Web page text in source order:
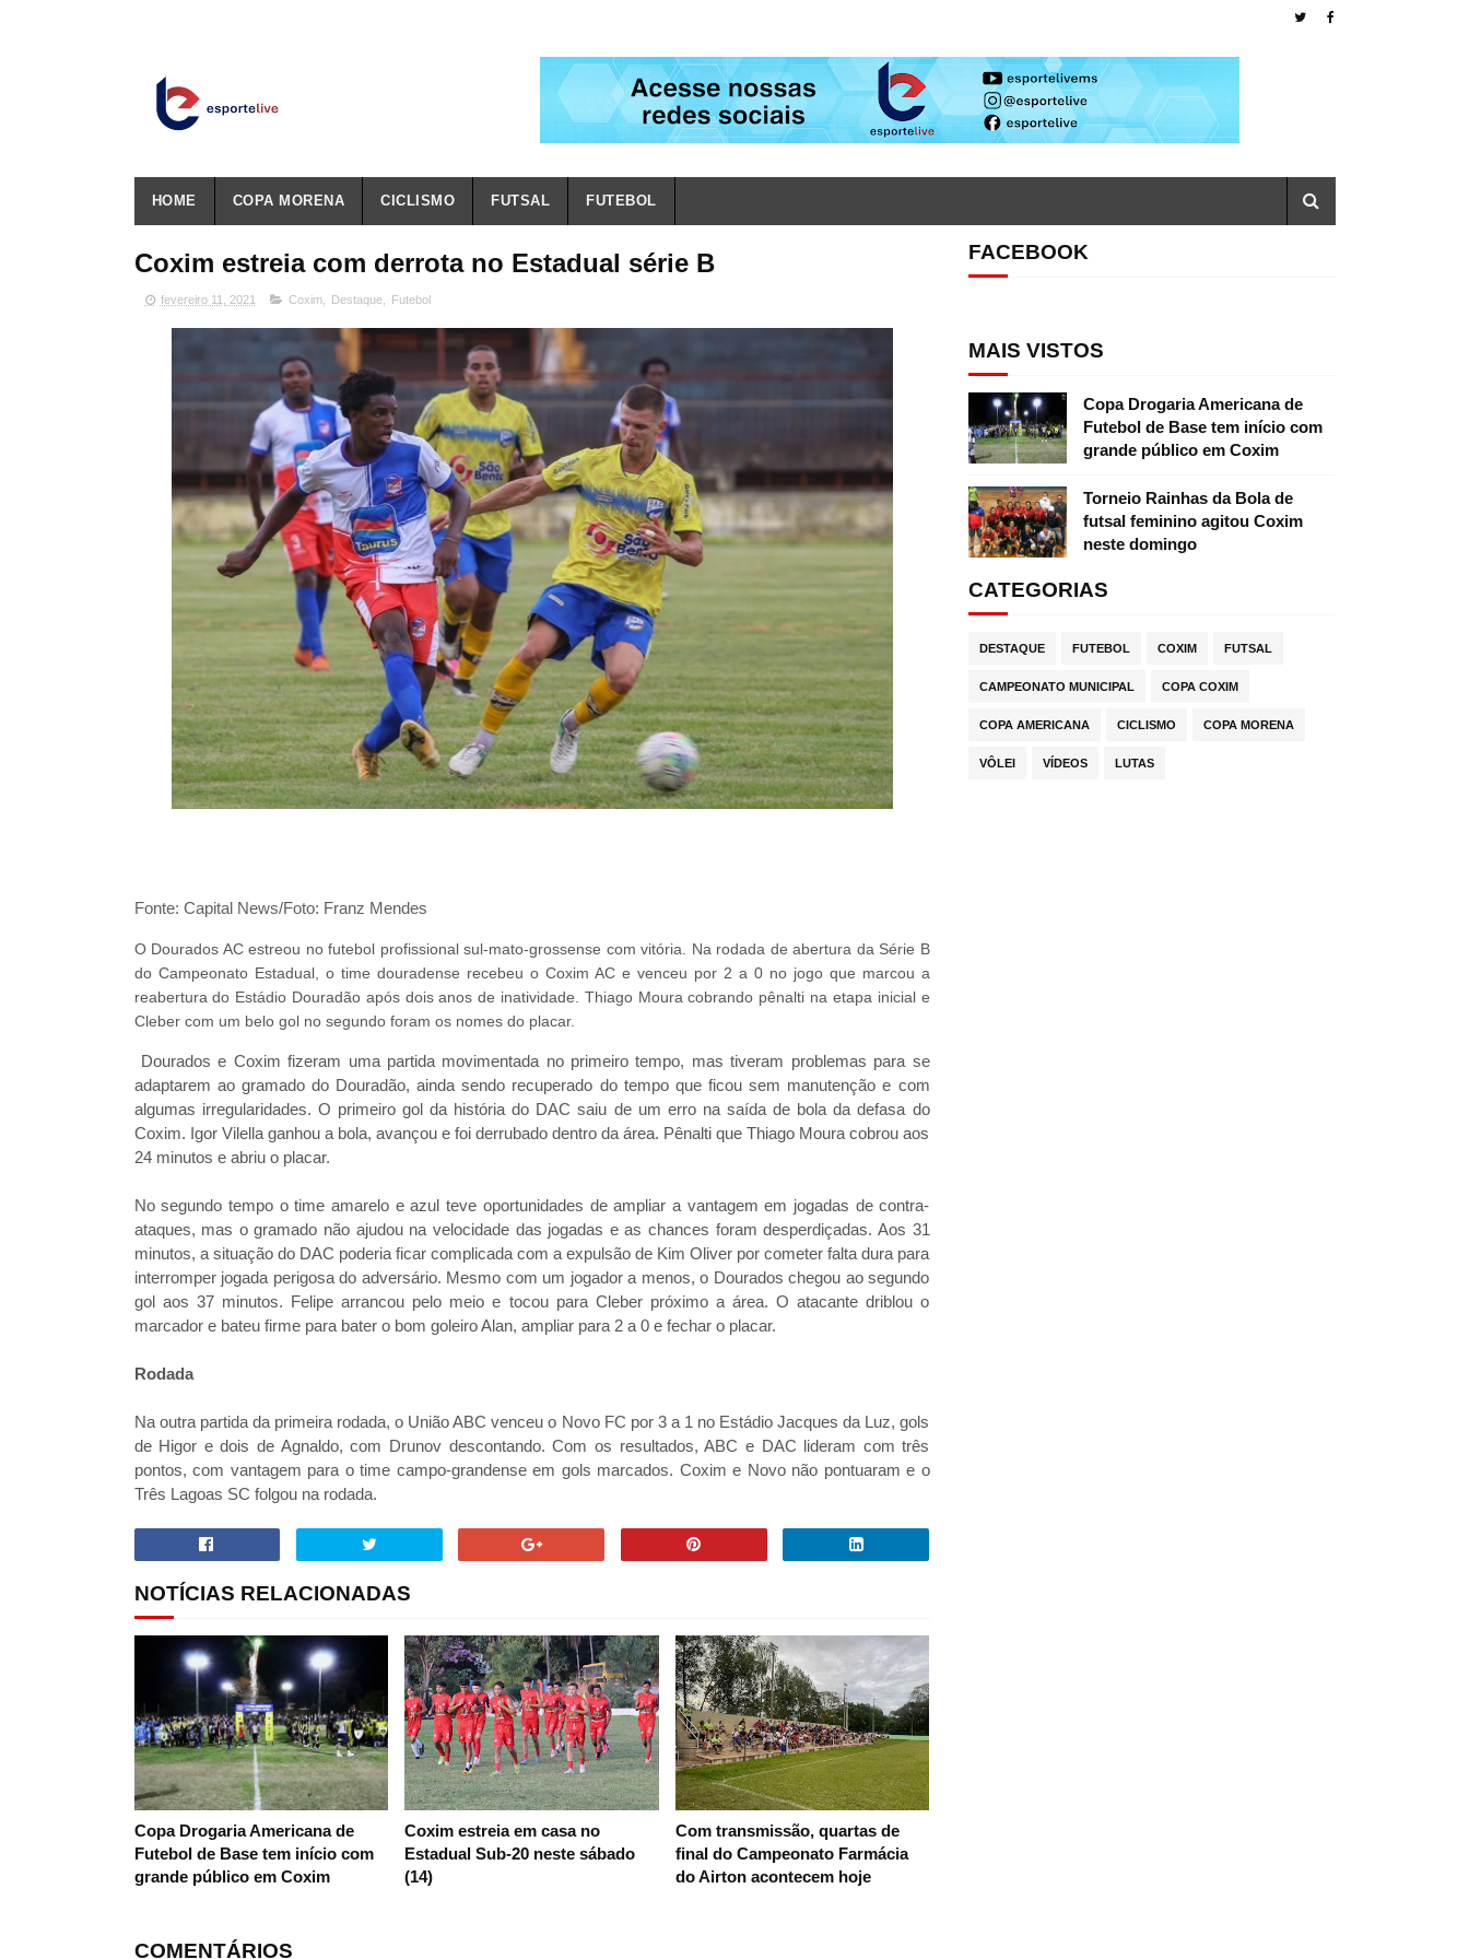
HOME COPA MORENA CICLISMO FUTSAL FUTEBOL
Coxim estreia com derrota no Estadual série B
fevereiro 11, 2021 Coxim, Destaque, Futebol
Fonte: Capital News/Foto: Franz Mendes
O Dourados AC estreou no futebol profissional sul-mato-grossense com vitória. Na rodada de abertura da Série B
do Campeonato Estadual, o time douradense recebeu o Coxim AC e venceu por 2 a 0 no jogo que marcou a
reabertura do Estádio Douradão após dois anos de inatividade. Thiago Moura cobrando pênalti na etapa inicial e
Cleber com um belo gol no segundo foram os nomes do placar.
Dourados e Coxim fizeram uma partida movimentada no primeiro tempo, mas tiveram problemas para se
adaptarem ao gramado do Douradão, ainda sendo recuperado do tempo que ficou sem manutenção e com
algumas irregularidades. O primeiro gol da história do DAC saiu de um erro na saída de bola da defasa do
Coxim. Igor Vilella ganhou a bola, avançou e foi derrubado dentro da área. Pênalti que Thiago Moura cobrou aos
24 minutos e abriu o placar.
No segundo tempo o time amarelo e azul teve oportunidades de ampliar a vantagem em jogadas de contra-
ataques, mas o gramado não ajudou na velocidade das jogadas e as chances foram desperdiçadas. Aos 31
minutos, a situação do DAC poderia ficar complicada com a expulsão de Kim Oliver por cometer falta dura para
interromper jogada perigosa do adversário. Mesmo com um jogador a menos, o Dourados chegou ao segundo
gol aos 37 minutos. Felipe arrancou pelo meio e tocou para Cleber próximo a área. O atacante driblou o
marcador e bateu firme para bater o bom goleiro Alan, ampliar para 2 a 0 e fechar o placar.
Rodada
Na outra partida da primeira rodada, o União ABC venceu o Novo FC por 3 a 1 no Estádio Jacques da Luz, gols
de Higor e dois de Agnaldo, com Drunov descontando. Com os resultados, ABC e DAC lideram com três
pontos, com vantagem para o time campo-grandense em gols marcados. Coxim e Novo não pontuaram e o
Três Lagoas SC folgou na rodada.
NOTÍCIAS RELACIONADAS
Copa Drogaria Americana de
Futebol de Base tem início com
grande público em Coxim
Coxim estreia em casa no
Estadual Sub-20 neste sábado
(14)
Com transmissão, quartas de
final do Campeonato Farmácia
do Airton acontecem hoje
COMENTÁRIOS
FACEBOOK
MAIS VISTOS
Copa Drogaria Americana de
Futebol de Base tem início com
grande público em Coxim
Torneio Rainhas da Bola de
futsal feminino agitou Coxim
neste domingo
CATEGORIAS
DESTAQUE FUTEBOL COXIM FUTSAL
CAMPEONATO MUNICIPAL COPA COXIM
COPA AMERICANA CICLISMO COPA MORENA
VÔLEI VÍDEOS LUTAS